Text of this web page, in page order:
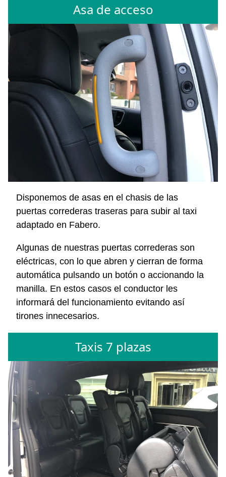
Asa de acceso
Disponemos de asas en el chasis de las
puertas correderas traseras para subir al taxi
adaptado en Fabero.
Algunas de nuestras puertas correderas son
eléctricas, con lo que abren y cierran de forma
automática pulsando un botón o accionando la
manilla. En estos casos el conductor les
informará del funcionamiento evitando así
tirones innecesarios.
Taxis 7 plazas